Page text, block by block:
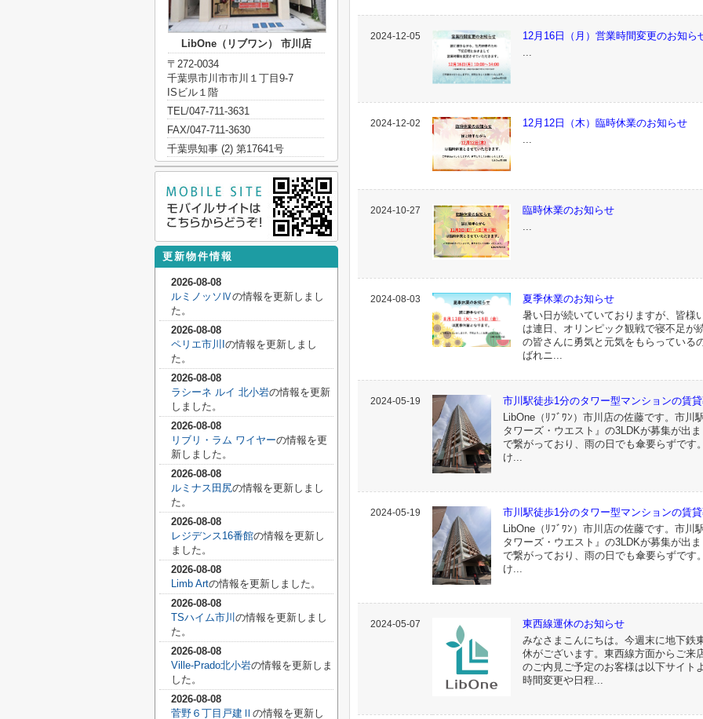
2024-12-05
12月16日（月）営業時間変更のお知ら
...
2024-12-02
12月12日（木）臨時休業のお知らせ
...
2024-10-27
臨時休業のお知らせ
...
2024-08-03
夏季休業のお知らせ
暑い日が続いていておりますが、皆様
は連日、オリンピック観戦で寝不足が
の皆さんに勇気と元気をもらっている
ばれニ...
2024-05-19
市川駅徒歩1分のタワー型マンションの賃
LibOne（ﾘﾌﾞﾜﾝ）市川店の佐藤です。市川
タワーズ・ウエスト』の3LDKが募集が出
で繋がっており、雨の日でも傘要らずです
け...
2024-05-19
市川駅徒歩1分のタワー型マンションの賃
LibOne（ﾘﾌﾞﾜﾝ）市川店の佐藤です。市川
タワーズ・ウエスト』の3LDKが募集が出
で繋がっており、雨の日でも傘要らずです
け...
2024-05-07
東西線運休のお知らせ
みなさまこんにちは。今週末に地下鉄
休がございます。東西線方面からご来
のご内見ご予定のお客様は以下サイト
時間変更や日程...
LibOne（リブワン） 市川店
〒272-0034
千葉県市川市市川１丁目9-7
ISビル１階
TEL/047-711-3631
FAX/047-711-3630
千葉県知事 (2) 第17641号
更新物件情報
2026-08-08
ルミノッソⅣの情報を更新しまし
た。
2026-08-08
ペリエ市川I の情報を更新しまし
た。
2026-08-08
ラシーネ ルイ 北小岩の情報を更新
しました。
2026-08-08
リブリ・ラム ワイヤーの情報を更
新しました。
2026-08-08
ルミナス田尻の情報を更新しまし
た。
2026-08-08
レジデンス16番館の情報を更新し
ました。
2026-08-08
Limb Artの情報を更新しました。
2026-08-08
TSハイム市川 の情報を更新しまし
た。
2026-08-08
Ville-Prado北小岩の情報を更新しま
した。
2026-08-08
菅野６丁目戸建Ⅱ の情報を更新し